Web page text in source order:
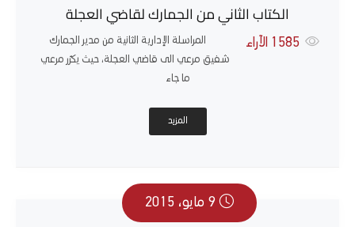
الكتاب الثاني من الجمارك لقاضي العجلة
الآراء
المراسلة الإدارية الثانية من مدير الجمارك
شفيق مرعي الى قاضي العجلة، حيث يكرّر مرعي
ما جاء
المزيد
9 مايو، 2015